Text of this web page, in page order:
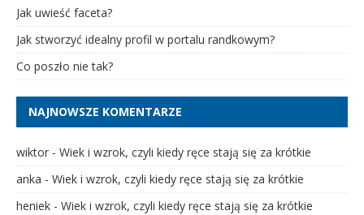
Jak uwieść faceta?
Jak stworzyć idealny profil w portalu randkowym?
Co poszło nie tak?
NAJNOWSZE KOMENTARZE
wiktor - Wiek i wzrok, czyli kiedy ręce stają się za krótkie
anka - Wiek i wzrok, czyli kiedy ręce stają się za krótkie
heniek - Wiek i wzrok, czyli kiedy ręce stają się za krótkie